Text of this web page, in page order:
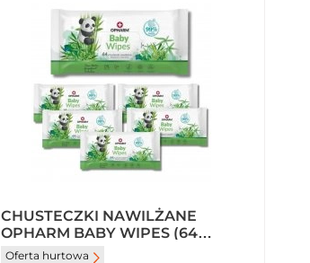
CHUSTECZKI NAWILŻANE
OPHARM BABY WIPES (64
SZTUKI) X 6 OPAKOWAŃ
Oferta hurtowa